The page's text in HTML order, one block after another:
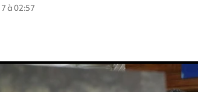
à 02:57